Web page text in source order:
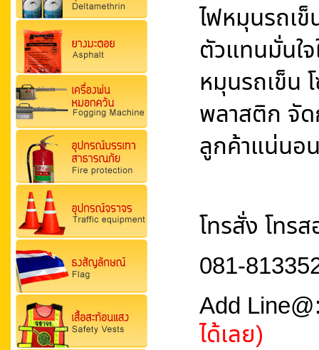
ไฟหมุนรถเ
ตัวแทนมั่นใ
หมุนรถเข็น
พลาสติก จั
ลูกค้าแน่นอ
โทรสั่ง โทร
081-
Add
ได้เลย)